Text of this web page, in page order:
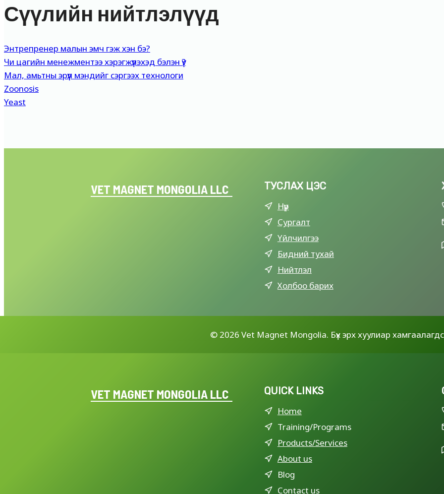
Сүүлийн нийтлэлүүд
Энтрепренер малын эмч гэж хэн бэ?
Чи цагийн менежментээ хэрэгжүүлэхэд бэлэн үү?
Мал, амьтны эрүүл мэндийг сэргээх технологи
Zoonosis
Yeast
VET MAGNET MONGOLIA LLC ТУСЛАХ ЦЭС
Нүүр
Сургалт
Үйлчилгээ
Бидний тухай
Нийтлэл
Холбоо барих
© 2026 Vet Magnet Mongolia. Бүх эрх хуулиар
VET MAGNET MONGOLIA LLC QUICK LINKS
Home
Training/Programs
Products/Services
About us
Blog
Contact us